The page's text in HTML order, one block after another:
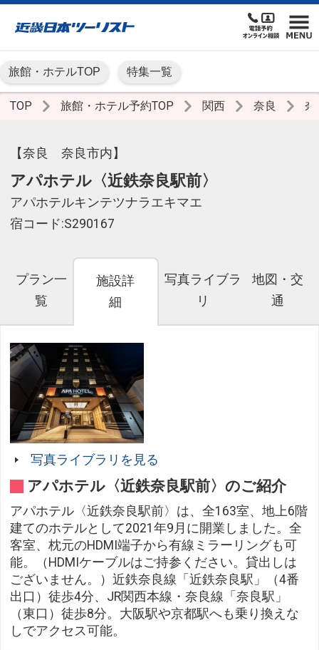
旅館・ホテルTOP 特集一覧
TOP 旅館・ホテル予約TOP 関西 奈良
【奈良 奈良市内】
アパホテル〈近鉄奈良駅前〉
アパホテルキンテツナラエキマエ
宿コード:S290167
プラン一
覧
施設詳
細
写真ライブラ
リ
地図・交
通
写真ライブラリを見る
アパホテル〈近鉄奈良駅前〉のご紹介
アパホテル〈近鉄奈良駅前〉は、全163室、地上6階
建てのホテルとして2021年9月に開業しました。全
客室、枕元のHDMI端子から有線ミラーリングも可
能。（HDMIケーブルはご持参ください。貸出しは
ございません。）近鉄奈良線「近鉄奈良駅」（4番
出口）徒歩4分、JR関西本線・奈良線「奈良駅」
（東口）徒歩8分。大阪駅や京都駅へも乗り換えな
しでアクセス可能。